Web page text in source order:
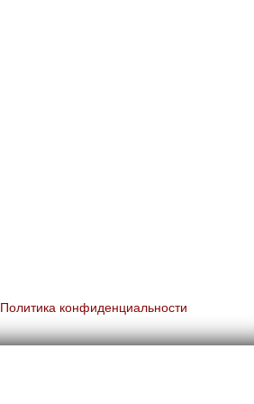
Политика конфиденциальности